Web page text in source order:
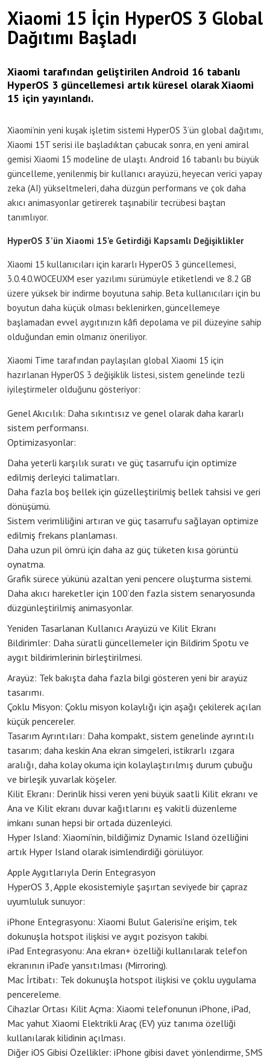
Xiaomi 15 İçin HyperOS 3 Global
Dağıtımı Başladı
Xiaomi tarafından geliştirilen Android 16 tabanlı
HyperOS 3 güncellemesi artık küresel olarak Xiaomi
15 için yayınlandı.
Xiaomi’nin yeni kuşak işletim sistemi HyperOS 3’ün global dağıtımı,
Xiaomi 15T serisi ile başladıktan çabucak sonra, en yeni amiral
gemisi Xiaomi 15 modeline de ulaştı. Android 16 tabanlı bu büyük
güncelleme, yenilenmiş bir kullanıcı arayüzü, heyecan verici yapay
zeka (AI) yükseltmeleri, daha düzgün performans ve çok daha
akıcı animasyonlar getirerek taşınabilir tecrübesi baştan
tanımlıyor.
HyperOS 3’ün Xiaomi 15’e Getirdiği Kapsamlı Değişiklikler
Xiaomi 15 kullanıcıları için kararlı HyperOS 3 güncellemesi,
3.0.4.0.WOCEUXM eser yazılımı sürümüyle etiketlendi ve 8.2 GB
üzere yüksek bir indirme boyutuna sahip. Beta kullanıcıları için bu
boyutun daha küçük olması beklenirken, güncellemeye
başlamadan evvel aygıtınızın kâfi depolama ve pil düzeyine sahip
olduğundan emin olmanız öneriliyor.
Xiaomi Time tarafından paylaşılan global Xiaomi 15 için
hazırlanan HyperOS 3 değişiklik listesi, sistem genelinde tezli
iyileştirmeler olduğunu gösteriyor:
Genel Akıcılık: Daha sıkıntısız ve genel olarak daha kararlı
sistem performansı.
Optimizasyonlar:
Daha yeterli karşılık suratı ve güç tasarrufu için optimize
edilmiş derleyici talimatları.
Daha fazla boş bellek için güzelleştirilmiş bellek tahsisi ve geri
dönüşümü.
Sistem verimliliğini artıran ve güç tasarrufu sağlayan optimize
edilmiş frekans planlaması.
Daha uzun pil ömrü için daha az güç tüketen kısa görüntü
oynatma.
Grafik sürece yükünü azaltan yeni pencere oluşturma sistemi.
Daha akıcı hareketler için 100’den fazla sistem senaryosunda
düzgünleştirilmiş animasyonlar.
Yeniden Tasarlanan Kullanıcı Arayüzü ve Kilit Ekranı
Bildirimler: Daha süratli güncellemeler için Bildirim Spotu ve
aygıt bildirimlerinin birleştirilmesi.
Arayüz: Tek bakışta daha fazla bilgi gösteren yeni bir arayüz
tasarımı.
Çoklu Misyon: Çoklu misyon kolaylığı için aşağı çekilerek açılan
küçük pencereler.
Tasarım Ayrıntıları: Daha kompakt, sistem genelinde ayrıntılı
tasarım; daha keskin Ana ekran simgeleri, istikrarlı ızgara
aralığı, daha kolay okuma için kolaylaştırılmış durum çubuğu
ve birleşik yuvarlak köşeler.
Kilit Ekranı: Derinlik hissi veren yeni büyük saatli Kilit ekranı ve
Ana ve Kilit ekranı duvar kağıtlarını eş vakitli düzenleme
imkanı sunan hepsi bir ortada düzenleyici.
Hyper Island: Xiaomi’nin, bildiğimiz Dynamic Island özelliğini
artık Hyper Island olarak isimlendirdiği görülüyor.
Apple Aygıtlarıyla Derin Entegrasyon
HyperOS 3, Apple ekosistemiyle şaşırtan seviyede bir çapraz
uyumluluk sunuyor:
iPhone Entegrasyonu: Xiaomi Bulut Galerisi’ne erişim, tek
dokunuşla hotspot ilişkisi ve aygıt pozisyon takibi.
iPad Entegrasyonu: Ana ekran+ özelliği kullanılarak telefon
ekranının iPad’e yansıtılması (Mirroring).
Mac İrtibatı: Tek dokunuşla hotspot ilişkisi ve çoklu uygulama
pencereleme.
Cihazlar Ortası Kilit Açma: Xiaomi telefonunun iPhone, iPad,
Mac yahut Xiaomi Elektrikli Araç (EV) yüz tanıma özelliği
kullanılarak kilidinin açılması.
Diğer iOS Gibisi Özellikler: iPhone gibisi davet yönlendirme, SMS